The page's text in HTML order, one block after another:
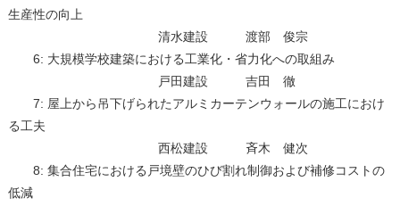
生産性の向上
清水建設 渡部 俊宗
6: 大規模学校建築における工業化・省力化への取組み
戸田建設 吉田 徹
7: 屋上から吊下げられたアルミカーテンウォールの施工におけ
る工夫
西松建設 斉木 健次
8: 集合住宅における戸境壁のひび割れ制御および補修コストの
低減